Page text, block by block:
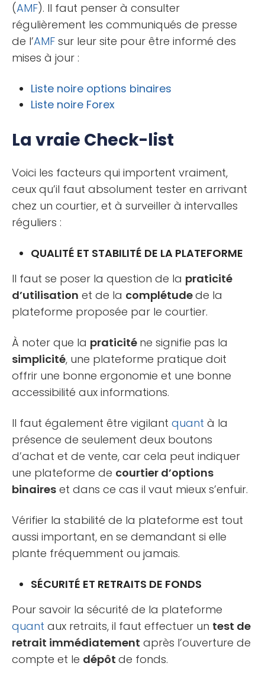
(AMF). Il faut penser à consulter
régulièrement les communiqués de presse
de l’AMF sur leur site pour être informé des
mises à jour :
Liste noire options binaires
Liste noire Forex
La vraie Check-list
Voici les facteurs qui importent vraiment,
ceux qu’il faut absolument tester en arrivant
chez un courtier, et à surveiller à intervalles
réguliers :
QUALITÉ ET STABILITÉ DE LA PLATEFORME
Il faut se poser la question de la praticité
d’utilisation et de la complétudede la
plateforme proposée par le courtier.
À noter que la praticité ne signifie pas la
simplicité, une plateforme pratique doit
offrir une bonne ergonomie et une bonne
accessibilité aux informations.
Il faut également être vigilant quant à la
présence de seulement deux boutons
d’achat et de vente, car cela peut indiquer
une plateforme de courtier d’options
binaires et dans ce cas il vaut mieux s’enfuir.
Vérifier la stabilité de la plateforme est tout
aussi important, en se demandant si elle
plante fréquemment ou jamais.
SÉCURITÉ ET RETRAITS DE FONDS
Pour savoir la sécurité de la plateforme
quant aux retraits, il faut effectuer un test de
retrait immédiatement après l’ouverture de
compte et le dépôt de fonds.